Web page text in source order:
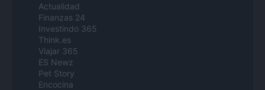
Actualidad
Finanzas 24
Investindo 365
Think.es
Viajar 365
ES Newz
Pet Story
Encocina